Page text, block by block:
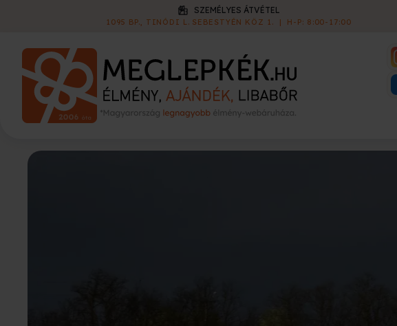
KISZÁLLÍTÁS
1 790 FT | 60 000 FT FELETT INGYENES